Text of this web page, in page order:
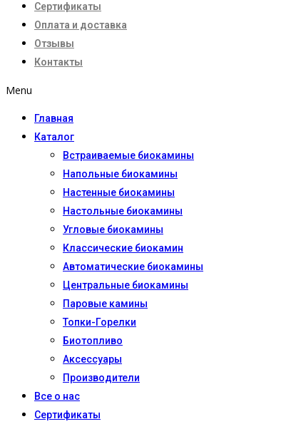
Сертификаты
Оплата и доставка
Отзывы
Контакты
Menu
Главная
Каталог
Встраиваемые биокамины
Напольные биокамины
Настенные биокамины
Настoльные биокамины
Угловые биокамины
Классические биокамин
Автоматические биокамины
Центральные биокамины
Паровые камины
Топки-Горелки
Биотопливо
Аксессуары
Производители
Все о нас
Сертификаты